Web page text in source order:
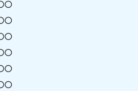
〇
〇
〇
〇
〇
〇